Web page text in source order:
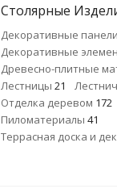
Столярные
Декоративные панели
Декоративные
Древесно-плитные
Лестницы 21
Отделка деревом 172
Пиломатериалы 41
Террасная доска и